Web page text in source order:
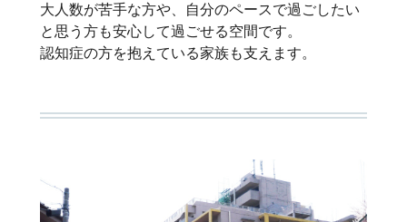
大人数が苦手な方や、自分のペースで過ごしたい
と思う方も安心して過ごせる空間です。
認知症の方を抱えている家族も支えます。